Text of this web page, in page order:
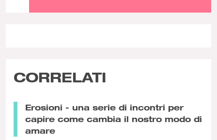
CORRELATI
Erosioni - una serie di incontri per
capire come cambia il nostro modo di
amare